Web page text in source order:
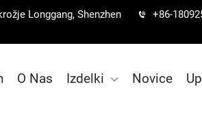
Longgang, Shenzhen
+86-
O Nas Izdelki Novice